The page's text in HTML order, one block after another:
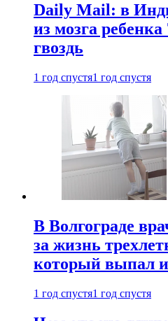
Daily Mail: в
из мозга
гвоздь
1 год спустя1 год спустя
В Волгограде
за жизнь
который выпал
1 год спустя1 год спустя